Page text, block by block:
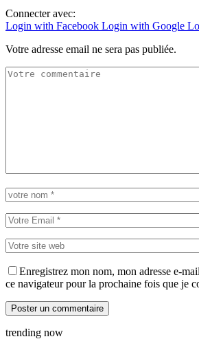
Connecter avec:
Login with Facebook Login with Google
Votre adresse email ne sera pas publiée.
Enregistrez mon nom, mon adresse e-
ce navigateur pour la prochaine fois que je
trending now